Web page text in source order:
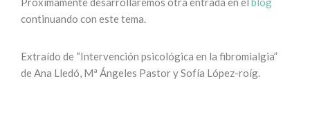
continuando con este tema.
Extraído de “Intervención psicológica en la fibromialgia”
de Ana Lledó, Mª Ángeles Pastor y Sofía López-roíg.